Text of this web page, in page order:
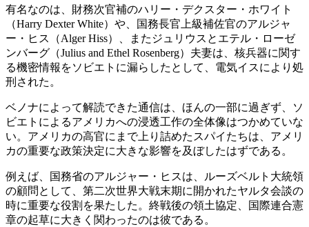
有名なのは、財務次官補のハリー・デクスター・ホワイト
（Harry Dexter White）や、国務長官上級補佐官のアルジャ
ー・ヒス（Alger Hiss）、またジュリウスとエテル・ローゼ
ンバーグ（Julius and Ethel Rosenberg）夫妻は、核兵器に関す
る機密情報をソビエトに漏らしたとして、電気イスにより処
刑された。
ベノナによって解読できた通信は、ほんの一部に過ぎず、ソ
ビエトによるアメリカへの浸透工作の全体像はつかめていな
い。アメリカの高官にまで上り詰めたスパイたちは、アメリ
カの重要な政策決定に大きな影響を及ぼしたはずである。
例えば、国務省のアルジャー・ヒスは、ルーズベルト大統領
の顧問として、第二次世界大戦末期に開かれたヤルタ会談の
時に重要な役割を果たした。終戦後の領土協定、国際連合憲
章の起草に大きく関わったのは彼である。